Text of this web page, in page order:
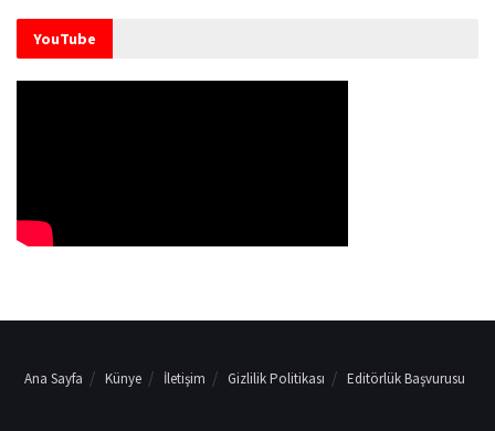
YouTube
Ana Sayfa Künye İletişim Gizlilik Politikası Editörlük Başvurusu